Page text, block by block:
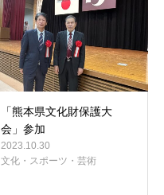
「熊本県文化財保護大
会」参加
2023.10.30
文化・スポーツ・芸術